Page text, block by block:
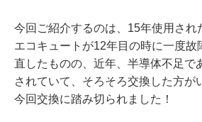
今回ご紹介するのは、15年使用され
エコキュートが12年目の時に一度故
直したものの、近年、半導体不足で
されていて、そろそろ交換した方が
今回交換に踏み切られました！